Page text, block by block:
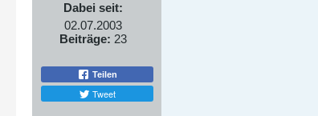
Dabei seit:
02.07.2003
Beiträge: 23
Teilen
Tweet